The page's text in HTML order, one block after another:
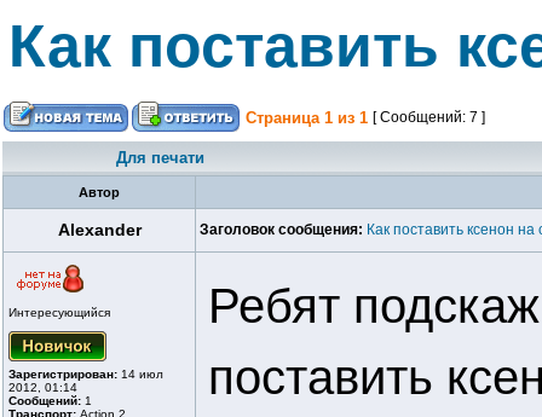
Как поставить
Страница 1 из 1 [ Сообщений: 7 ]
Для печати
Автор
Alexander Заголовок сообщения: Как поставить ксенон на
Интересующийся
Зарегистрирован: 14 июл
2012, 01:14
Сообщений: 1
Транспорт: Action 2
Ребят
поставить